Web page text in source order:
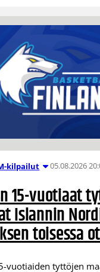
kilpailut 05.08.2026
15-vuotiaat
Islannin
toisessa
vuotiaiden tyttöjen